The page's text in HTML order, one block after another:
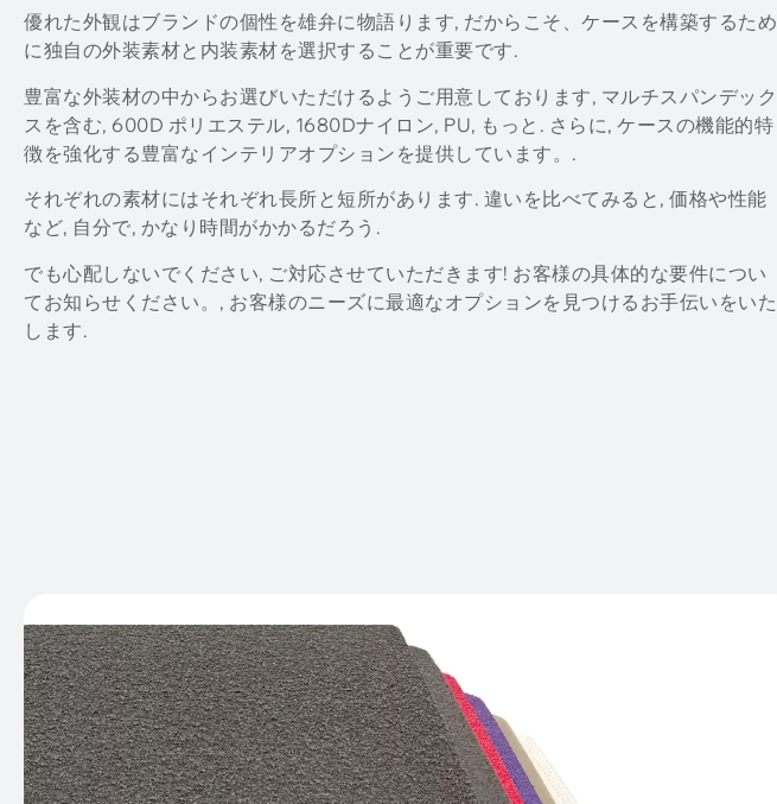
優れた外観はブランドの個性を雄弁に物語ります, だからこそ、ケースを構築するため
に独自の外装素材と内装素材を選択することが重要です.
豊富な外装材の中からお選びいただけるようご用意しております, マルチスパンデック
スを含む, 600D ポリエステル, 1680Dナイロン, PU, もっと. さらに, ケースの機能的特
徴を強化する豊富なインテリアオプションを提供しています。.
それぞれの素材にはそれぞれ長所と短所があります. 違いを比べてみると, 価格や性能
など, 自分で, かなり時間がかかるだろう.
でも心配しないでください, ご対応させていただきます! お客様の具体的な要件につい
てお知らせください。, お客様のニーズに最適なオプションを見つけるお手伝いをいた
します.